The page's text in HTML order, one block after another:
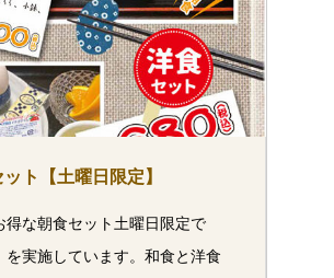
ト【土曜日限定】
得な朝食セット土曜日限定で
を実施しています。和食と洋食